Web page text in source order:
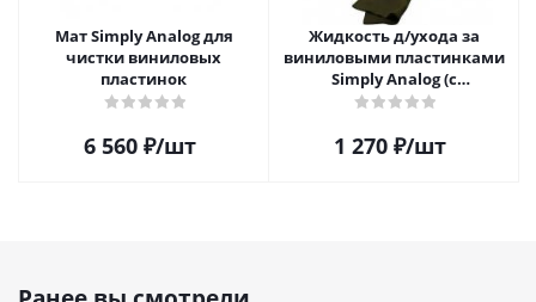
Мат Simply Analog для
чистки виниловых
пластинок
6 560₽/шт
Жидкость д/ухода за
виниловыми пластинками
Simply Analog (с
распылителем, 200 мл) и
1 270₽/шт